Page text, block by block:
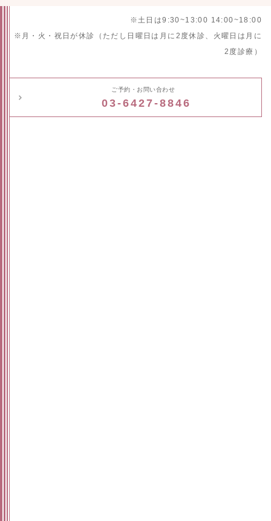
※土日は9:30~13:00 14:00~18:00
※月・火・祝日が休診（ただし日曜日は月に2度休診、火曜日は月に
2度診療）
ご予約・お問い合わせ
03-6427-8846